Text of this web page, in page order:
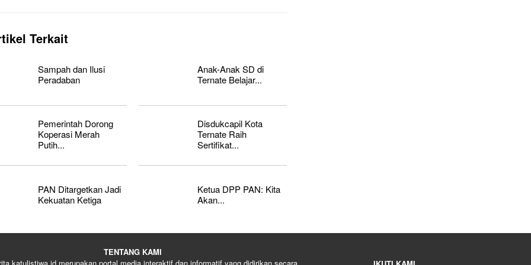
Terkait
Sampah dan Ilusi
Peradaban
Anak-Anak SD di
Ternate Belajar...
Pemerintah Dorong
Koperasi Merah
Putih...
Disdukcapil Kota
Ternate Raih
Sertifikat...
PAN Ditargetkan Jadi
Kekuatan Ketiga
Ketua DPP PAN: Kita
Akan...
TENTANG KAMI